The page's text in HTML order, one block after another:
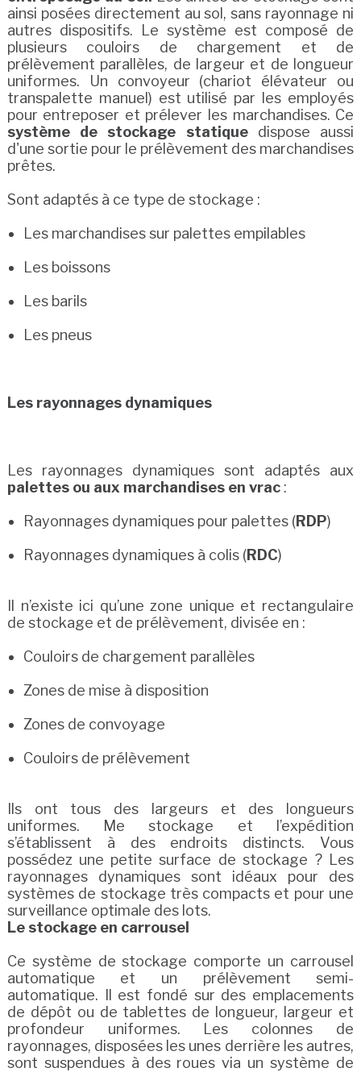
ainsi posées directement au sol, sans rayonnage ni
autres dispositifs. Le système est composé de
plusieurs couloirs de chargement et de
prélèvement parallèles, de largeur et de longueur
uniformes. Un convoyeur (chariot élévateur ou
transpalette manuel) est utilisé par les employés
pour entreposer et prélever les marchandises. Ce
système de stockage statiquedispose aussi
d'une sortie pour le prélèvement des marchandises
prêtes.
Sont adaptés à ce type de stockage :
Les marchandises sur palettes empilables
Les boissons
Les barils
Les pneus
Les rayonnages dynamiques
Les rayonnages dynamiques sont adaptés aux
palettes ou aux marchandises en vrac:
Rayonnages dynamiques pour palettes (RDP)
Rayonnages dynamiques à colis (RDC)
Il n’existe ici qu’une zone unique et rectangulaire
de stockage et de prélèvement, divisée en :
Couloirs de chargement parallèles
Zones de mise à disposition
Zones de convoyage
Couloirs de prélèvement
Ils ont tous des largeurs et des longueurs
uniformes. Me stockage et l’expédition
s’établissent à des endroits distincts. Vous
possédez une petite surface de stockage ? Les
rayonnages dynamiques sont idéaux pour des
systèmes de stockage très compacts et pour une
surveillance optimale des lots.
Le stockage en carrousel
Ce système de stockage comporte un carrousel
automatique et un prélèvement semi-
automatique. Il est fondé sur des emplacements
de dépôt ou de tablettes de longueur, largeur et
profondeur uniformes. Les colonnes de
rayonnages, disposées les unes derrière les autres,
sont suspendues à des roues via un système de